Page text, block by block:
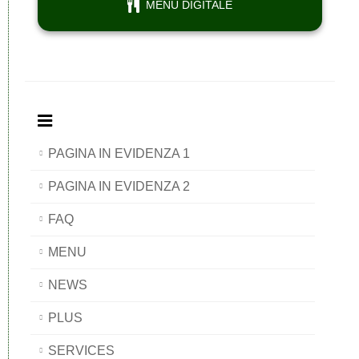
MENU DIGITALE
PAGINA IN EVIDENZA 1
PAGINA IN EVIDENZA 2
FAQ
MENU
NEWS
PLUS
SERVICES